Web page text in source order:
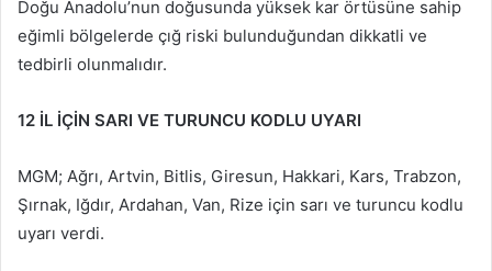
Doğu Anadolu’nun doğusunda yüksek kar örtüsüne sahip
eğimli bölgelerde çığ riski bulunduğundan dikkatli ve
tedbirli olunmalıdır.
12 İL İÇİN SARI VE TURUNCU KODLU UYARI
MGM; Ağrı, Artvin, Bitlis, Giresun, Hakkari, Kars, Trabzon,
Şırnak, Iğdır, Ardahan, Van, Rize için sarı ve turuncu kodlu
uyarı verdi.